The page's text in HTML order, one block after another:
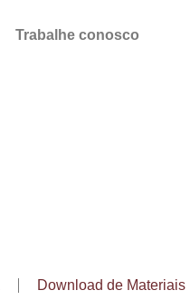
Trabalhe conosco
Download de Materiais